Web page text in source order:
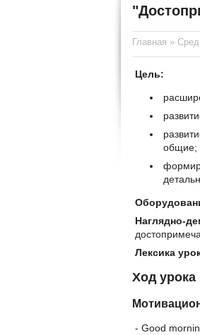
Главная »
Цель:
общие;
Наглядно-
Лексика
Ход урока
- Good